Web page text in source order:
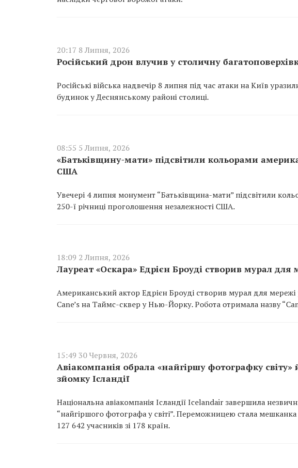
20:17 8 Липня, 2026
Російський дрон влучив у столичну
Російські війська надвечір 8 липня під час атаки на Київ
будинок у Деснянському районі столиці.
08:55 5 Липня, 2026
«Батьківщину-мати» підсвітили кольорами
США
Увечері 4 липня монумент “Батьківщина-мати” підсвітили
250-ї річниці проголошення незалежності США.
18:09 2 Липня, 2026
Лауреат «Оскара» Едрієн Броуді створив мурал
Американський актор Едрієн Броуді створив мурал для
Cane’s на Таймс-сквер у Нью-Йорку. Робота отримала назву
15:49 30 Червня, 2026
Авіакомпанія обрала «найгіршу фотографку світу»
зйомку Ісландії
Національна авіакомпанія Ісландії Icelandair завершила
“найгіршого фотографа у світі”. Переможницею стала
127 642 учасників зі 178 країн.